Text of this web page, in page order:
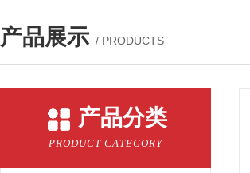
产品展示 / PRODUCTS
产品分类
PRODUCT CATEGORY